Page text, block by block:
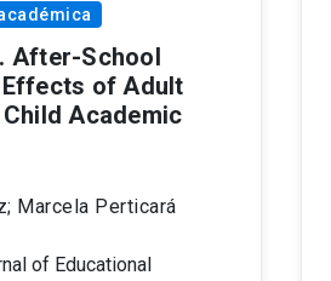
After-School
of Adult
Academic
Marcela Perticará
of Educational